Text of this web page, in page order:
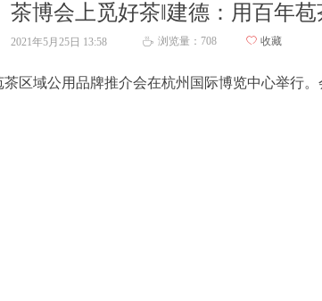
茶博会上觅好茶‖建德：用百年
茶区域公用品牌推介会在杭州国际博览中心举行
2021年5月25日 13:58 ꄘ 浏览量： 708 ꄀ 收藏